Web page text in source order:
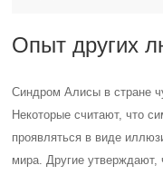
Опыт других
Синдром Алисы в стране
Некоторые считают, что
проявляться в виде
мира. Другие утверждают,